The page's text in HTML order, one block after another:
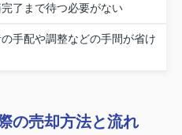
了まで待つ必要がない
手配や調整などの手間が省け
の売却方法と流れ